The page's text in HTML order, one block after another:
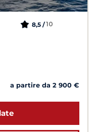
8,5 /10
a partire da 2 900 €